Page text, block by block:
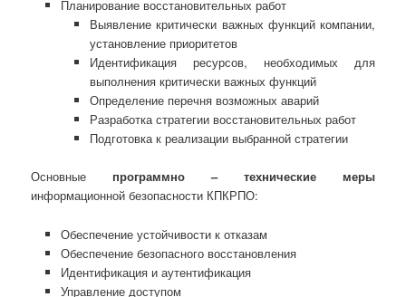
Планирование восстановительных работ
Выявление критически важных функций компании,
установление приоритетов
Идентификация ресурсов, необходимых для
выполнения критически важных функций
Определение перечня возможных аварий
Разработка стратегии восстановительных работ
Подготовка к реализации выбранной стратегии
Основные программно – технические меры
информационной безопасности КПКРПО:
Обеспечение устойчивости к отказам
Обеспечение безопасного восстановления
Идентификация и аутентификация
Управление доступом